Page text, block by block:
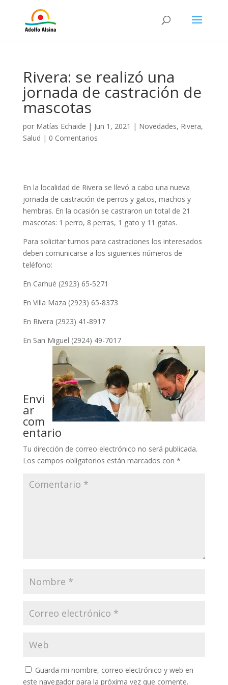
Rivera: se realizó una
jornada de castración de
mascotas
por Matías Echaide | Jun 1, 2021 | Novedades, Rivera,
Salud | 0 Comentarios
En la localidad de Rivera se llevó a cabo una nueva
jornada de castración de perros y gatos, machos y
hembras. En la ocasión se castraron un total de 21
mascotas: 1 perro, 8 perras, 1 gato y 11 gatas.
Para solicitar turnos para castraciones los interesados
deben comunicarse a los siguientes números de
teléfono:
En Carhué (2923) 65-5271
En Villa Maza (2923) 65-8373
En Rivera (2923) 41-8917
En San Miguel (2924) 49-7017
Envi
ar
com
entario
Tu dirección de correo electrónico no será publicada.
Los campos obligatorios están marcados con *
Guarda mi nombre, correo electrónico y web en
este navegador para la próxima vez que comente.